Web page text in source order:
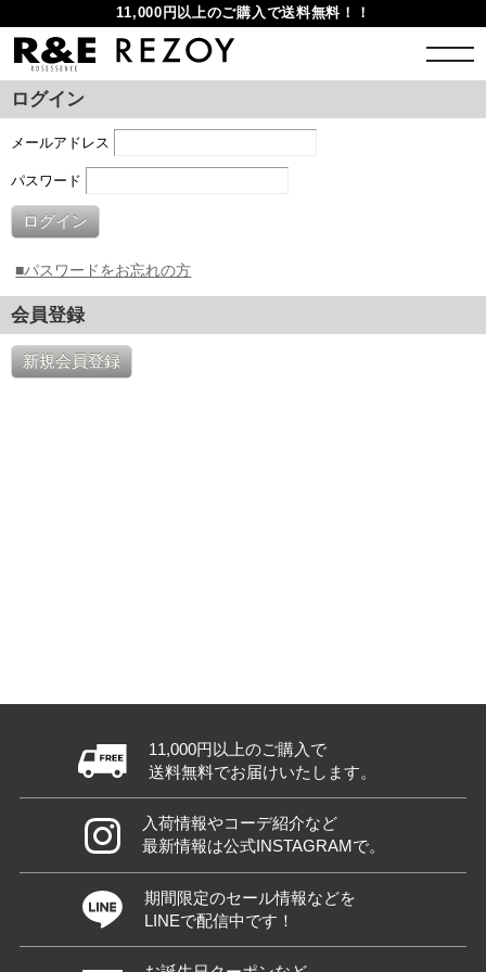
11,000円以上のご購入で送料無料！！
ログイン
メールアドレス
パスワード
ログイン
■パスワードをお忘れの方
会員登録
新規会員登録
11,000円以上のご購入で
送料無料でお届けいたします。
入荷情報やコーデ紹介など
最新情報は公式INSTAGRAMで。
期間限定のセール情報などを
LINEで配信中です！